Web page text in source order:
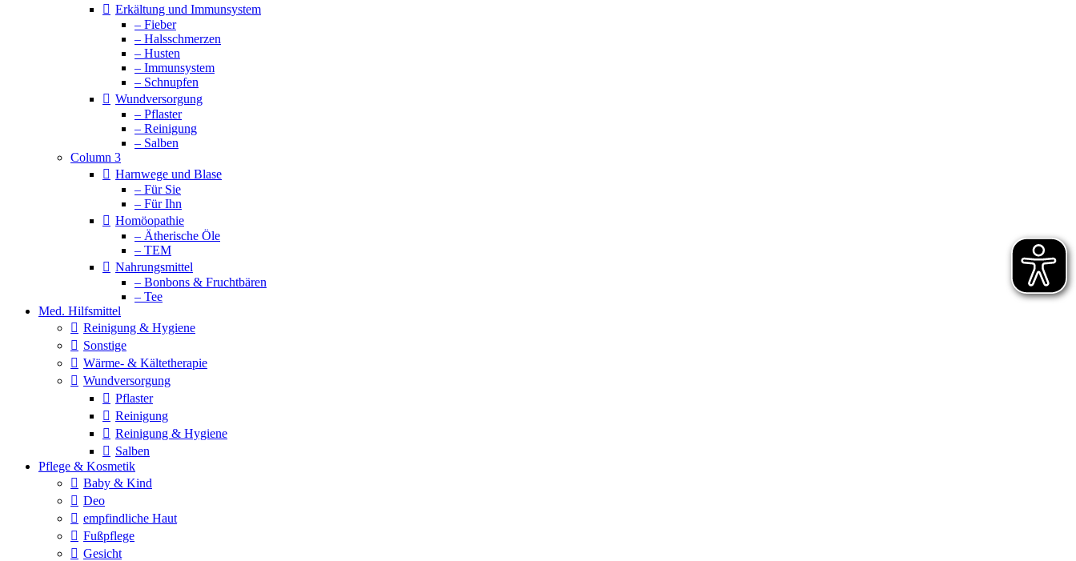
Erkältung und Immunsystem
– Fieber
– Halsschmerzen
– Husten
– Immunsystem
– Schnupfen
Wundversorgung
– Pflaster
– Reinigung
– Salben
Column 3
Harnwege und Blase
– Für Sie
– Für Ihn
Homöopathie
– Ätherische Öle
– TEM
Nahrungsmittel
– Bonbons & Fruchtbären
– Tee
Med. Hilfsmittel
Reinigung & Hygiene
Sonstige
Wärme- & Kältetherapie
Wundversorgung
Pflaster
Reinigung
Reinigung & Hygiene
Salben
Pflege & Kosmetik
Baby & Kind
Deo
empfindliche Haut
Fußpflege
Gesicht